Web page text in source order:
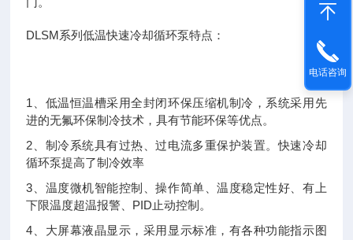
DLSM系列低温快速冷却循环泵特点：
1、低温恒温槽采用全封闭环保压缩机制冷，系统采用先
进的无氟环保制冷技术，具有节能环保等优点。
2、制冷系统具有过热、过电流多重保护装置。快速冷却
循环泵提高了制冷效率
3、温度微机智能控制、操作简单、温度稳定性好、有上
下限温度超温报警、PID止动控制。
4、大屏幕液晶显示，采用显示标准，有各种功能指示图
电话咨询